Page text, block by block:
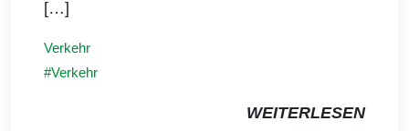
[…]
Verkehr
Verkehr
WEITERLESEN